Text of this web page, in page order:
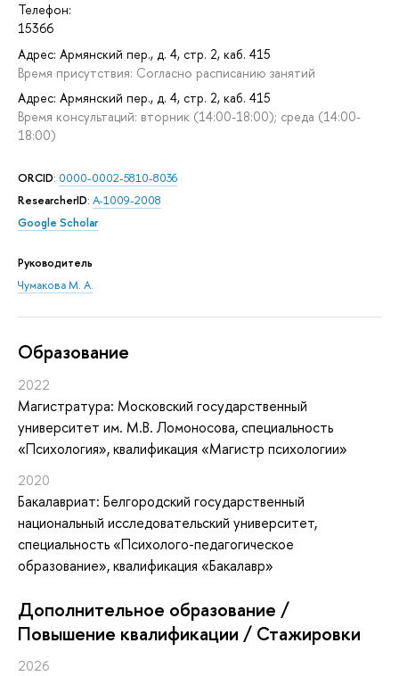
Телефон:
15366
Адрес: Армянский пер., д. 4, стр. 2, каб. 415
Время присутствия: Согласно расписанию занятий
Адрес: Армянский пер., д. 4, стр. 2, каб. 415
Время консультаций: вторник (14:00-18:00); среда (14:00-
18:00)
ORCID: 0000-0002-5810-8036
ResearcherID: A-1009-2008
Google Scholar
Руководитель
Чумакова М. А.
Oбразование
2022
Магистратура: Московский государственный
университет им. М.В. Ломоносова, специальность
«Психология», квалификация «Магистр психологии»
2020
Бакалавриат: Белгородский государственный
национальный исследовательский университет,
специальность «Психолого-педагогическое
образование», квалификация «Бакалавр»
Дополнительное образование /
Повышение квалификации / Стажировки
2026